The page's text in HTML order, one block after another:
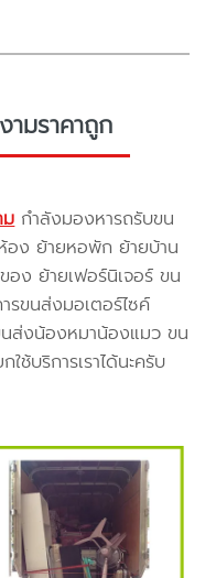
ามราคาถูก
กำลังมองหารถรับขน
อง ย้ายหอพัก ย้ายบ้าน
ง ย้ายเฟอร์นิเจอร์ ขน
รขนส่งมอเตอร์ไซค์
ส่งน้องหมาน้องแมว ขน
ช้บริการเราได้นะครับ